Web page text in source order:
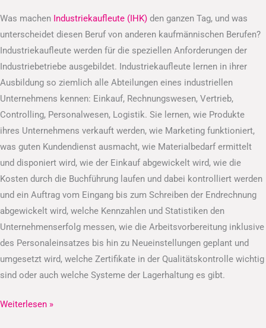
Was machen Industriekaufleute (IHK) den ganzen Tag, und was
unterscheidet diesen Beruf von anderen kaufmännischen Berufen?
Industriekaufleute werden für die speziellen Anforderungen der
Industriebetriebe ausgebildet. Industriekaufleute lernen in ihrer
Ausbildung so ziemlich alle Abteilungen eines industriellen
Unternehmens kennen: Einkauf, Rechnungswesen, Vertrieb,
Controlling, Personalwesen, Logistik. Sie lernen, wie Produkte
ihres Unternehmens verkauft werden, wie Marketing funktioniert,
was guten Kundendienst ausmacht, wie Materialbedarf ermittelt
und disponiert wird, wie der Einkauf abgewickelt wird, wie die
Kosten durch die Buchführung laufen und dabei kontrolliert werden
und ein Auftrag vom Eingang bis zum Schreiben der Endrechnung
abgewickelt wird, welche Kennzahlen und Statistiken den
Unternehmenserfolg messen, wie die Arbeitsvorbereitung inklusive
des Personaleinsatzes bis hin zu Neueinstellungen geplant und
umgesetzt wird, welche Zertifikate in der Qualitätskontrolle wichtig
sind oder auch welche Systeme der Lagerhaltung es gibt.
Weiterlesen »